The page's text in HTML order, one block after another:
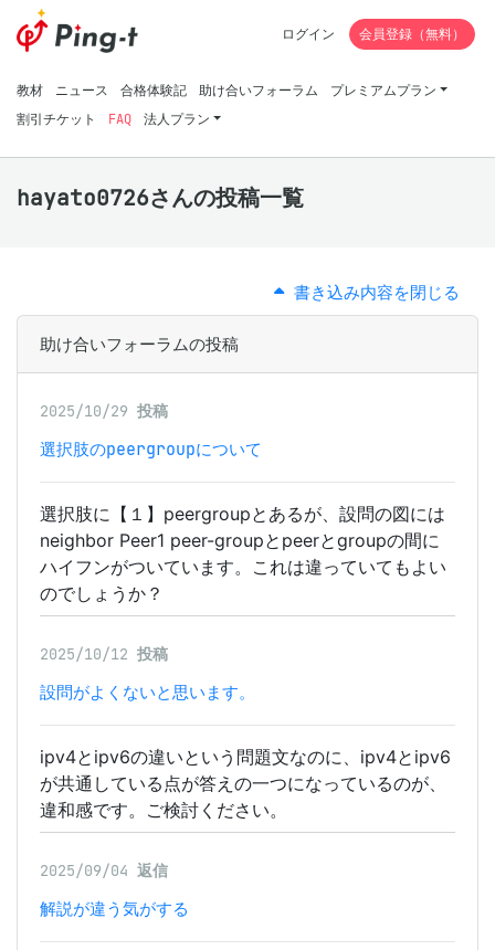
教材 ニュース 合格体験記 助け合いフォーラム
プレミアムプラン
割引チケット
FAQ 法人プラン
ログイン 会員登録（無料）
hayato0726さんの投稿一覧
書き込み内容を閉じる
助け合いフォーラムの投稿
2025/10/29 投稿
選択肢のpeergroupについて
選択肢に【１】peergroupとあるが、設問の図には
neighbor Peer1 peer-groupとpeerとgroupの間に
ハイフンがついています。これは違っていてもよい
のでしょうか？
2025/10/12 投稿
設問がよくないと思います。
ipv4とipv6の違いという問題文なのに、ipv4とipv6
が共通している点が答えの一つになっているのが、
違和感です。ご検討ください。
2025/09/04 返信
解説が違う気がする